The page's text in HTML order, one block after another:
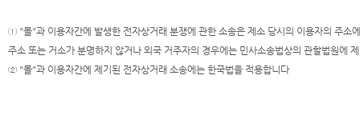
① "몰"과 이용자간에 발생한 전자상거래 분쟁에 관한 소송은 제소 당시의 이용자의 주소
주소 또는 거소가 분명하지 않거나 외국 거주자의 경우에는 민사소송법상의 관할법원에
② "몰"과 이용자간에 제기된 전자상거래 소송에는 한국법을 적용합니다